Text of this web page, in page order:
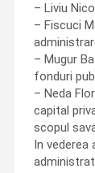
– Liviu
– Fiscuci
– Mugur
fonduri
– Neda
capital
scopul
In